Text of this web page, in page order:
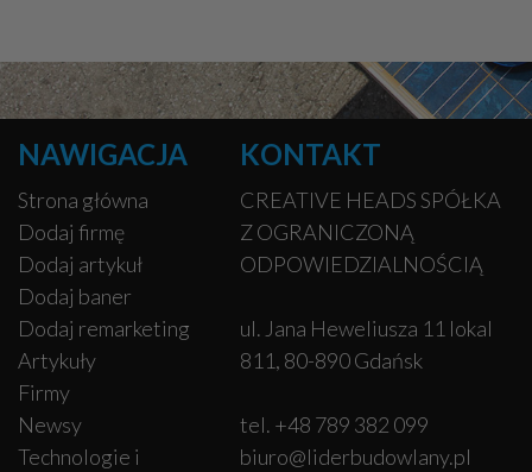
NAWIGACJA
Strona główna
Dodaj firmę
Dodaj artykuł
Dodaj baner
Dodaj remarketing
Artykuły
Firmy
Newsy
Technologie i
KONTAKT
CREATIVE HEADS SPÓŁKA
Z OGRANICZONĄ
ODPOWIEDZIALNOŚCIĄ
ul. Jana Heweliusza 11 lokal
811, 80-890 Gdańsk
tel. +48 789 382 099
biuro@liderbudowlany.pl